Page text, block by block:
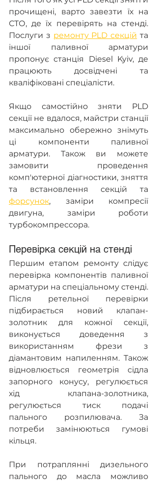
прочищені, варто завезти їх на
СТО, де їх перевірять на стенді.
Послуги з ремонту PLD секцій та
іншої паливної арматури
пропонує станція Diesel Kyiv, де
працюють досвідчені та
кваліфіковані спеціалісти.
Якщо самостійно зняти PLD
секції не вдалося, майстри станції
максимально обережно знімуть
ці компоненти паливної
арматури. Також ви можете
замовити проведення
комп'ютерної діагностики, зняття
форсунок, заміри компресії
двигуна, заміри роботи
турбокомпрессора.
Перевірка секцій на стенді
Першим етапом ремонту слідує
перевірка компонентів паливної
арматури на спеціальному стенді.
Після ретельної перевірки
підбирається новий клапан-
золотник для кожної секції,
виконується доведення з
використанням фрези з
діамантовим напиленням. Також
відновлюється геометрія сідла
запорного конусу, регулюється
хід клапана-золотника,
регулюється тиск подачі
пального розпилювача. За
потреби замінюються гумові
кільця.
При потраплянні дизельного
пального до масла можливо